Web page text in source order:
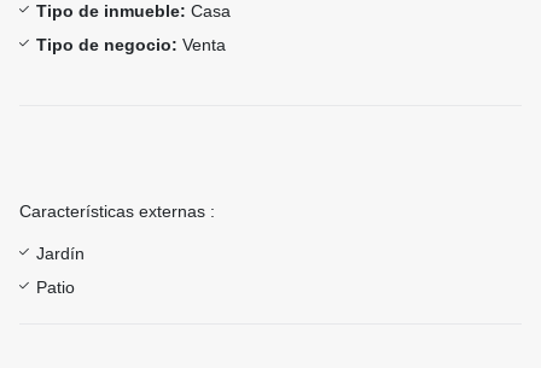
Tipo de inmueble: Casa
Tipo de negocio: Venta
Características externas :
Jardín
Patio